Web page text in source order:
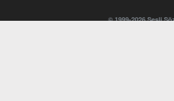
© 1999-2026 Sesli